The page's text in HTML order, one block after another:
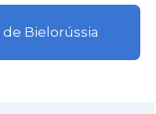
Bielorússia